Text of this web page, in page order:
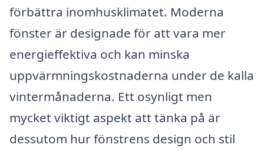
förbättra inomhusklimatet. Moderna
fönster är designade för att vara mer
energieffektiva och kan minska
uppvärmningskostnaderna under de kalla
vintermånaderna. Ett osynligt men
mycket viktigt aspekt att tänka på är
dessutom hur fönstrens design och stil